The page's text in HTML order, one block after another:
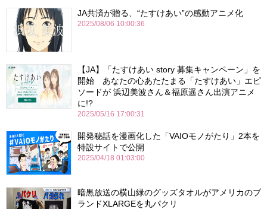
JA共済が贈る、“たすけあい”の感動アニメ化
2025/08/06 10:00:36
【JA】「たすけあい story 募集キャンペーン」を
開始 あなたの心あたたまる「たすけあい」エピ
ソードが 浜辺美波さん＆福原遥さん出演アニメ
に!?
2025/05/16 17:00:31
開発秘話を漫画化した「VAIOモノがたり」2本を
特設サイトで公開
2025/04/18 01:03:00
暗黒放送の横山緑のグッズタオルがアメリカのブ
ランドXLARGEを丸パクリ